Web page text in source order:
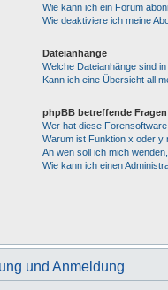
Wie kann ich ein Forum
Wie deaktiviere ich meine
Dateianhänge
Welche Dateianhänge sind
Kann ich eine Übersicht all
phpBB betreffende Fragen
Wer hat diese
Warum ist Funktion x oder y
An wen soll ich mich
Wie kann ich einen
und Anmeldung